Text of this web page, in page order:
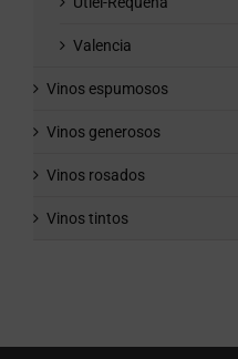
Valencia
Vinos espumosos
Vinos generosos
Vinos rosados
Vinos tintos